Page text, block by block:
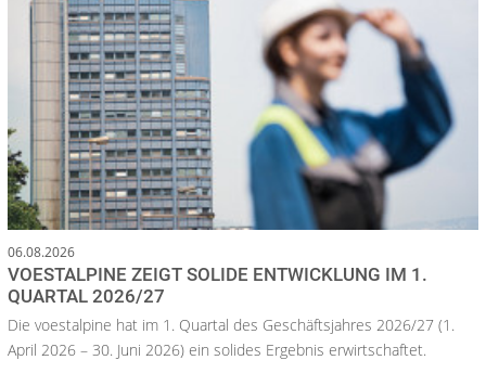
06.08.2026
VOESTALPINE ZEIGT SOLIDE ENTWICKLUNG IM 1.
QUARTAL 2026/27
Die voestalpine hat im 1. Quartal des Geschäftsjahres 2026/27 (1.
April 2026 – 30. Juni 2026) ein solides Ergebnis erwirtschaftet.